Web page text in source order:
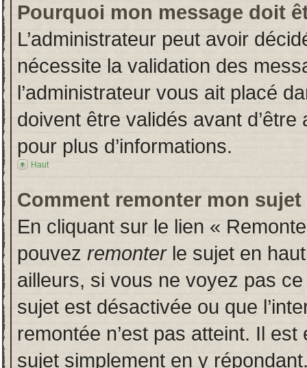
Pourquoi mon message doit
L’administrateur peut avoir
nécessite la validation des
l’administrateur vous ait placé
doivent être validés avant
pour plus d’informations.
Haut
Comment remonter mon sujet
En cliquant sur le lien «
pouvez remonterle sujet en
ailleurs, si vous ne voyez pas
sujet est désactivée ou que
remontée n’est pas atteint. Il
sujet simplement en y